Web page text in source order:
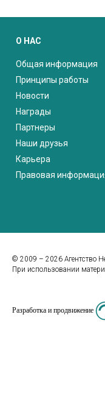
О НАС
Общая информация
Принципы работы
Новости
Награды
Партнеры
Наши друзья
Карьера
Правовая
© 2009 – 2026 Агентство
При использовании
Разработка и продвижение